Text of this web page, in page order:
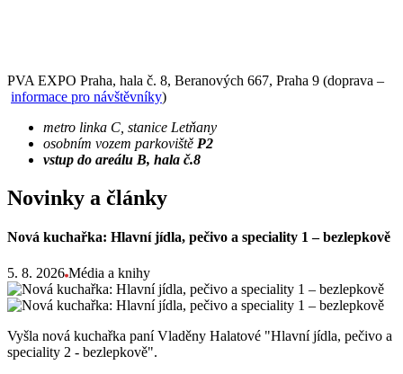
PVA EXPO Praha, hala č. 8, Beranových 667, Praha 9 (doprava –
informace pro návštěvníky)
metro linka C, stanice Letňany
osobním vozem parkoviště P2
vstup do areálu B, hala č.8
Novinky a články
Nová kuchařka: Hlavní jídla, pečivo a speciality 1 – bezlepkově
5. 8. 2026 Média a knihy
Vyšla nová kuchařka paní Vladěny Halatové "Hlavní jídla, pečivo a
speciality 2 - bezlepkově".